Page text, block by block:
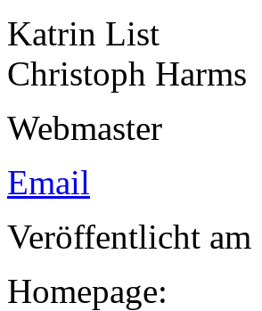
Katrin List
Christoph Harms
Webmaster
Email
Veröffentlicht
Homepage: